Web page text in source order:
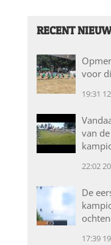
RECENT
voor
19:31
van
22:02
De
17:39